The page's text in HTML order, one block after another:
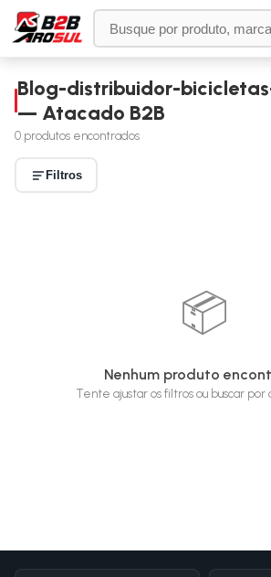
Blog-distribuidor-
— Atacado B2B
0 produtos encontrados
Filtros
📦
Nenhum produto
Tente ajustar os filtros ou buscar